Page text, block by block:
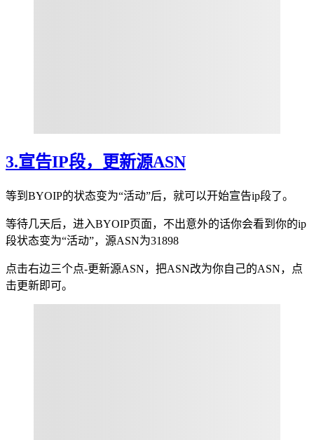
3.宣告IP段，更新源ASN
等到BYOIP的状态变为“活动”后，就可以开始宣告ip段了。
等待几天后，进入BYOIP页面，不出意外的话你会看到你的ip
段状态变为“活动”，源ASN为31898
点击右边三个点-更新源ASN，把ASN改为你自己的ASN，点
击更新即可。